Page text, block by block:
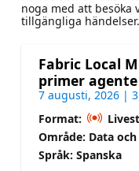
noga med att besöka
tillgängliga händelser.
Fabric Local
primer
7 augusti, 2026 |
Format:
Område: Data
Språk: Spanska